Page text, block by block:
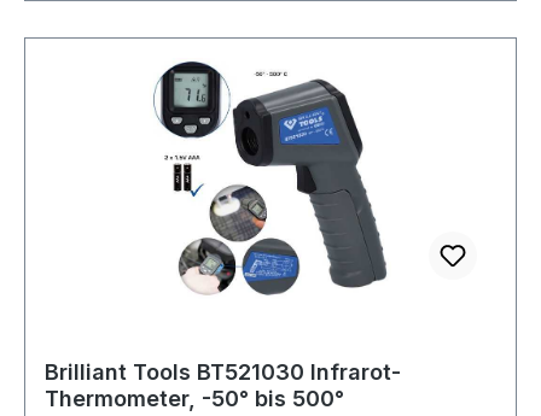
Brilliant Tools BT521030 Infrarot-
Thermometer, -50° bis 500°